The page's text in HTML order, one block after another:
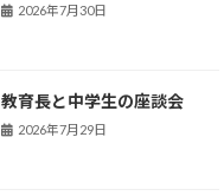
2026年7月30日
教育長と中学生の座談会
2026年7月29日